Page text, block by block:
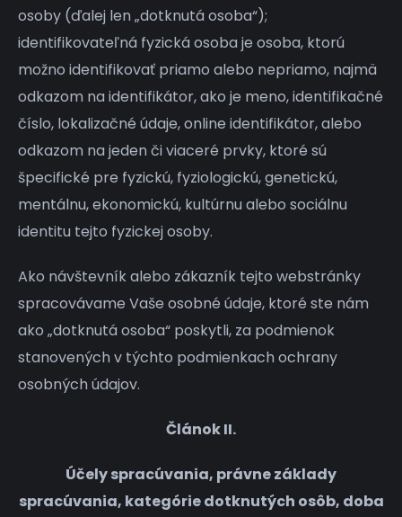
osoby (ďalej len „dotknutá osoba“);
identifikovateľná fyzická osoba je osoba, ktorú
možno identifikovať priamo alebo nepriamo, najmä
odkazom na identifikátor, ako je meno, identifikačné
číslo, lokalizačné údaje, online identifikátor, alebo
odkazom na jeden či viaceré prvky, ktoré sú
špecifické pre fyzickú, fyziologickú, genetickú,
mentálnu, ekonomickú, kultúrnu alebo sociálnu
identitu tejto fyzickej osoby.
Ako návštevník alebo zákazník tejto webstránky
spracovávame Vaše osobné údaje, ktoré ste nám
ako „dotknutá osoba“ poskytli, za podmienok
stanovených v týchto podmienkach ochrany
osobných údajov.
Článok II.
Účely spracúvania, právne základy
spracúvania, kategórie dotknutých osôb, doba